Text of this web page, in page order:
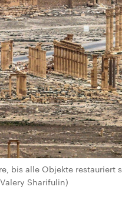
bis alle Objekte
Sharifulin)